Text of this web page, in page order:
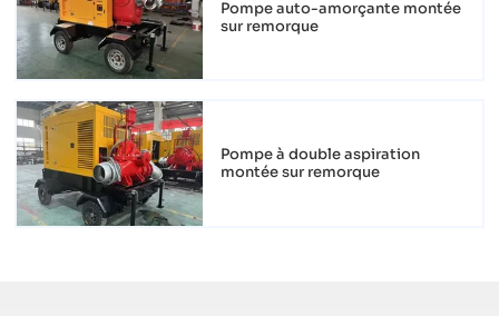
Pompe auto-amorçante montée
sur remorque
Pompe à double aspiration
montée sur remorque